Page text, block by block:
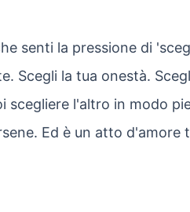
senti la pressione di
Scegli la tua onestà.
scegliere l'altro in modo
Ed è un atto